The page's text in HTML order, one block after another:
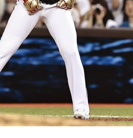
16:24
16:21
16:18